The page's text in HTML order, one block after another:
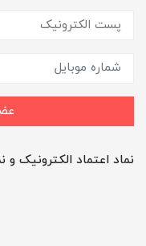
نماد اعتماد الکترونیک و